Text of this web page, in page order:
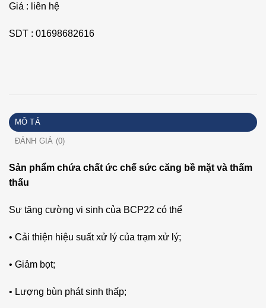
Giá : liên hệ
SDT : 01698682616
MÔ TẢ
ĐÁNH GIÁ (0)
Sản phẩm chứa chất ức chế sức căng bề mặt và thấm
thấu
Sự tăng cường vi sinh của BCP22 có thể
• Cải thiện hiệu suất xử lý của trạm xử lý;
• Giảm bọt;
• Lượng bùn phát sinh thấp;